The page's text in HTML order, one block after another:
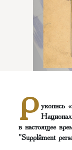
Р укопись
в настоящее
"Supplément